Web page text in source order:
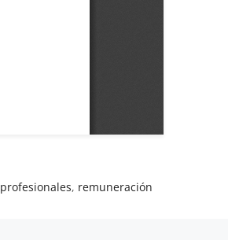
profesionales, remuneración